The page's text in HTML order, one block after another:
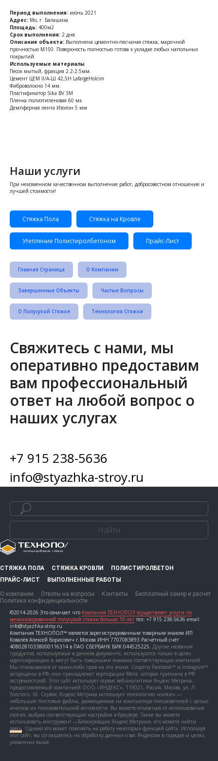
Период выполнения: июнь 2021
Адрес: Мо, г. Балашиха
Площадь: 400м2
Срок выполнения: 2 дня
Описание объекта: Выполнена цементно-песчаная стяжка, марочной
прочностью М150. Поверхность полностью готова к укладке любых напольных
покрытий.
Используемые материалы
Песок мытый, фракция 2.2-2.5мм.
Цемент ЦЕМ II/A-Ш 42,5Н LafargeHolcim
Фиброволокно 14 мм.
Пластификатор Sika BV 3M
Пленка полиэтиленовая 60 мк.
Демпферная лента Изолон 5 мм
Наши услуги
При неизменном качественном выполнение работ, добросовестном отношение и
лучшей стоимости!
Стяжка Пола Стяжка на Кровле
Утепление Полистиролбетоном Прайс-Лист
Главная Страница О Компании
Завершенные Объекты Частые Вопросы
О Полусухой Стяжке Технология Стяжки
Свяжитесь с нами, мы
оперативно предоставим
вам профессиональный
ответ на любой вопрос о
наших услугах
+7 915 238-5636
info@styazhka-stroy.ru
Найти
СТЯЖКА ПОЛА СТЯЖКА КРОВЛИ
ПОЛИСТИРОЛБЕТОН
ПРАЙС-ЛИСТ
ВЫПОЛНЕННЫЕ РАБОТЫ
О компании Ответы на вопросы Контакты
Бесплатный замер и расчет
Политика конфиденциальности
©2014-2026 Это означает что Компания ТЕХНОПОЛ осуществляет услуги по
механизированной полусухой стяжки больше 10 лет тел: +7 915 238-5636 email:
info@styazhka-stroy.ru
Компания ТЕХНОПОЛ™ является зарегистрированным товарным знаком ИП
Ковалёв Алексей Борисович г.Москва ИНН 7707083893 Расчётный счёт
40802810338000116314 в ПАО СБЕРБАНК БИК 044525225. Другие названия
продуктов, используемые в данном документе, используются только в целях
идентификации и могут быть товарными знаками соответствующих компаний.
Мы отказываемся от каких-либо прав на эти знаки. Соцсети Facebook™ и Instagram™
запрещены в РФ; они принадлежат корпорации Мета, которая признана в РФ
экстремистской. Этот сайт использует сервис веб-аналитики Яндекс Метрика,
предоставляемый компанией ООО «ЯНДЕКС», 119021, Россия, Москва, ул. Л.
Толстого, 16. Сервис Яндекс Метрика использует технологию «cookie» —
небольшие текстовые файлы, размещаемые на компьютере пользователей с целью
анализа их пользовательской активности. Вы можете отказаться от использования
cookies, выбрав соответствующие настройки в браузере. Также вы можете
использовать инструмент —Блокировщик Яндекс Метрики, его можете найти
здесь. Однако это может повлиять на работу некоторых функций сайта. Используя
этот сайт, вы соглашаетесь на обработку данных о вас Яндексом в порядке и целях,
указанных выше.